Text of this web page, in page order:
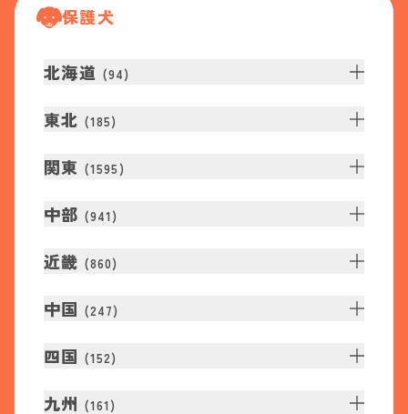
保護犬
北海道 (94)
東北 (185)
関東 (1595 )
中部 (941 )
近畿 (860)
中国 (247)
四国 (152)
九州 (161 )